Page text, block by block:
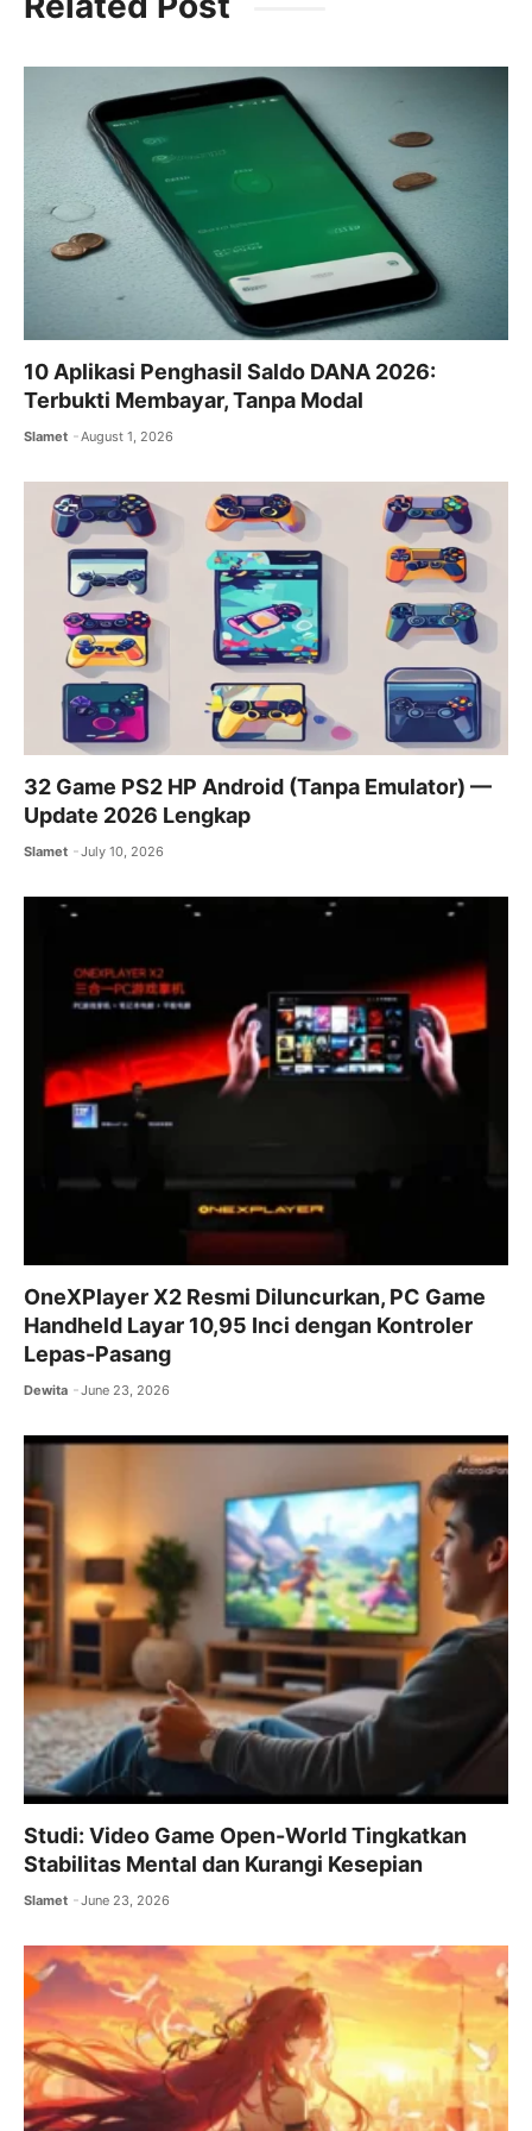
e
o
o
k
erl
p
p
10 Aplikasi Penghasil Saldo DANA 2026:
Terbukti Membayar, Tanpa Modal
Slamet August 1, 2026
32 Game PS2 HP Android (Tanpa Emulator) —
Update 2026 Lengkap
Slamet July 10, 2026
OneXPlayer X2 Resmi Diluncurkan, PC Game
Handheld Layar 10,95 Inci dengan Kontroler
Lepas-Pasang
Dewita June 23, 2026
Studi: Video Game Open-World Tingkatkan
Stabilitas Mental dan Kurangi Kesepian
Slamet June 23, 2026